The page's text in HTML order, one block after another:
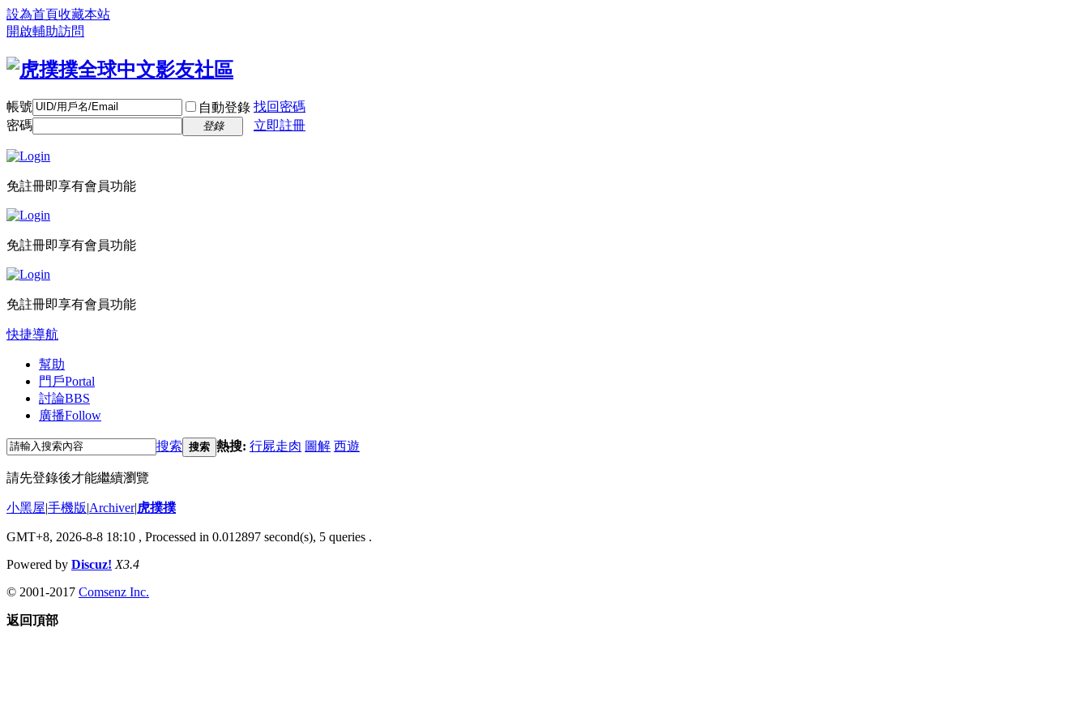
設為首頁收藏本站
開啟輔助訪問
帳號 自動登錄 找回密碼
密碼
登錄 立即註冊
免註冊即享有會員功能
免註冊即享有會員功能
免註冊即享有會員功能
快捷導航
幫助
門戶Portal
討論BBS
廣播Follow
搜索 搜索 熱搜: 行屍走肉 圖解 西遊
請先登錄後才能繼續瀏覽
小黑屋|手機版|Archiver|虎撲撲
GMT+8, 2026-8-8 18:10 , Processed in 0.012897 second(s), 5 queries .
Powered by Discuz! X3.4
© 2001-2017 Comsenz Inc.
返回頂部